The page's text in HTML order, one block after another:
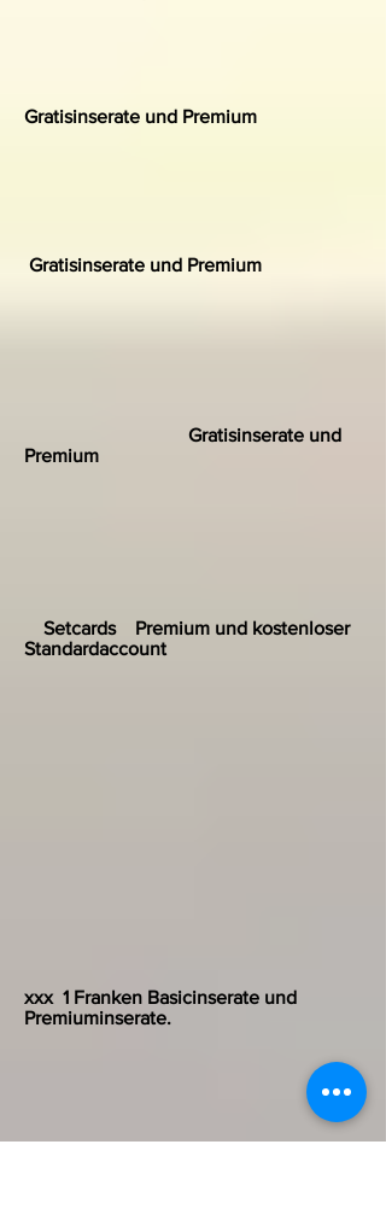
Gratisinserate und Premium
Gratisinserate und Premium
Gratisinserate und
Premium
Setcards Premium und kostenloser
Standardaccount
xxx 1 Franken Basicinserate und
Premiuminserate.